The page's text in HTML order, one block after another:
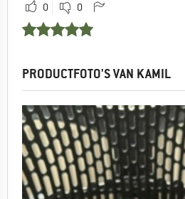
0 0
PRODUCTFOTO'S VAN KAMIL